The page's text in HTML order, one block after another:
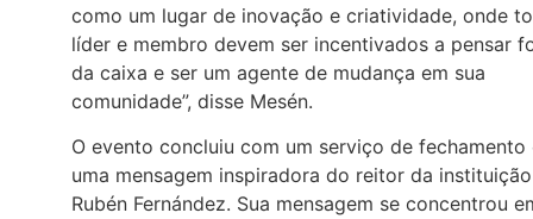
como um lugar de inovação e criatividade, onde
líder e membro devem ser incentivados a pensar
da caixa e ser um agente de mudança em sua
comunidade”, disse Mesén.
O evento concluiu com um serviço de fechamento
uma mensagem inspiradora do reitor da
Rubén Fernández. Sua mensagem se concentrou